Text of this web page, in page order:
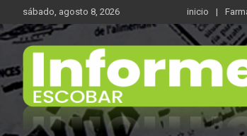
al
contenido
sábado, agosto 8, 2026 inicio